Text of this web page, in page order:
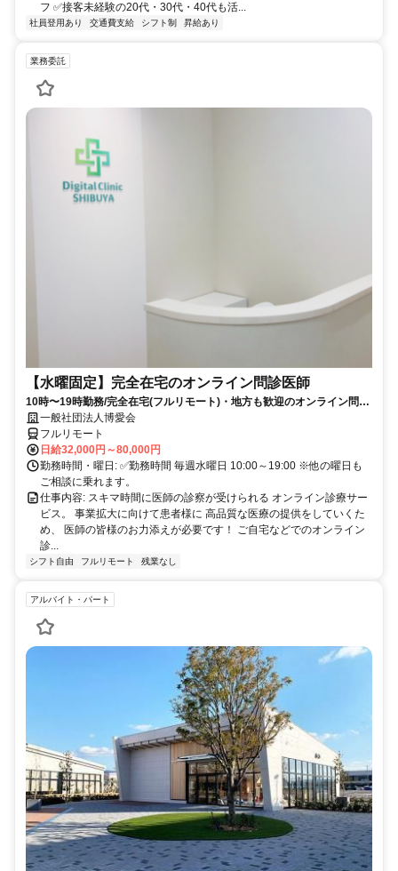
フ ✅接客未経験の20代・30代・40代も活...
社員登用あり 交通費支給 シフト制 昇給あり
業務委託
【水曜固定】完全在宅のオンライン問診医師
10時〜19時勤務/完全在宅(フルリモート)・地方も歓迎のオンライン問診
業務一般社団法人博愛会
フルリモート
日給32,000円～80,000円
勤務時間・曜日: ✅勤務時間 毎週水曜日 10:00～19:00 ※他の曜日も
ご相談に乗れます。
仕事内容: スキマ時間に医師の診察が受けられる オンライン診療サー
ビス。 事業拡大に向けて患者様に 高品質な医療の提供をしていくた
め、 医師の皆様のお力添えが必要です！ ご自宅などでのオンライン
診...
シフト自由 フルリモート 残業なし
アルバイト・パート